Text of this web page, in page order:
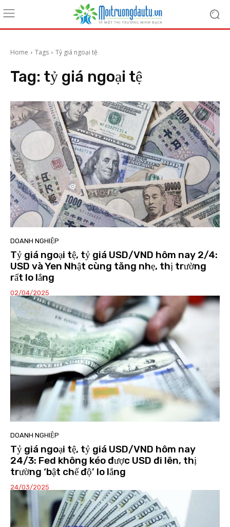
Home Tags Tỷ giá ngoại tệ
Tag: tỷ giá ngoại tệ
DOANH NGHIỆP
Tỷ giá ngoại tệ, tỷ giá USD/VND hôm nay 2/4:
USD và Yen Nhật cùng tăng nhẹ, thị trường
rất lo lắng
02/04/2025
DOANH NGHIỆP
Tỷ giá ngoại tệ, tỷ giá USD/VND hôm nay
24/3: Fed không kéo được USD đi lên, thị
trường ‘bật chế độ’ lo lắng
24/03/2025